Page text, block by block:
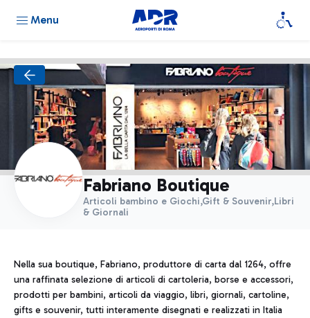
Menu
Fabriano Boutique
Articoli bambino e Giochi,Gift & Souvenir,Libri
& Giornali
Nella sua boutique, Fabriano, produttore di carta dal 1264, offre
una raffinata selezione di articoli di cartoleria, borse e accessori,
prodotti per bambini, articoli da viaggio, libri, giornali, cartoline,
gifts e souvenir, tutti interamente disegnati e realizzati in Italia